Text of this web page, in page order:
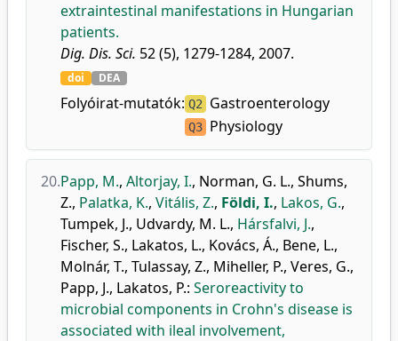
extraintestinal manifestations in Hungarian
patients.
Dig. Dis. Sci. 52 (5), 1279-1284, 2007.
doi DEA
Folyóirat-mutatók: Q2 Gastroenterology
Q3 Physiology
20.Papp, M., Altorjay, I., Norman, G. L., Shums,
Z., Palatka, K., Vitális, Z., Földi, I., Lakos, G.,
Tumpek, J., Udvardy, M. L., Hársfalvi, J.,
Fischer, S., Lakatos, L., Kovács, Á., Bene, L.,
Molnár, T., Tulassay, Z., Miheller, P., Veres, G.,
Papp, J., Lakatos, P.: Seroreactivity to
microbial components in Crohn's disease is
associated with ileal involvement,